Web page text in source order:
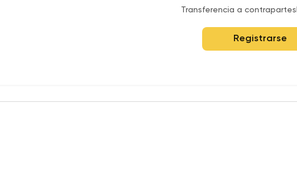
Transferencia a contrapartes
Registrarse